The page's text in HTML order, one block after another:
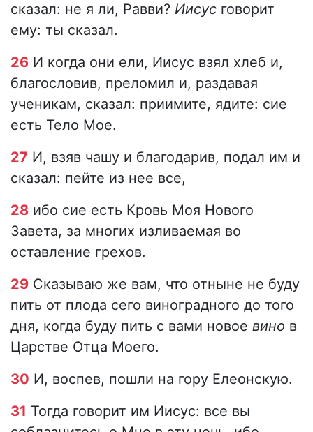
сказал: не я ли, Равви? Иисус говорит
ему: ты сказал.
26 И когда они ели, Иисус взял хлеб и,
благословив, преломил и, раздавая
ученикам, сказал: приимите, ядите: сие
есть Тело Мое.
27 И, взяв чашу и благодарив, подал им и
сказал: пейте из нее все,
28 ибо сие есть Кровь Моя Нового
Завета, за многих изливаемая во
оставление грехов.
29 Сказываю же вам, что отныне не буду
пить от плода сего виноградного до того
дня, когда буду пить с вами новое вино в
Царстве Отца Моего.
30 И, воспев, пошли на гору Елеонскую.
31 Тогда говорит им Иисус: все вы